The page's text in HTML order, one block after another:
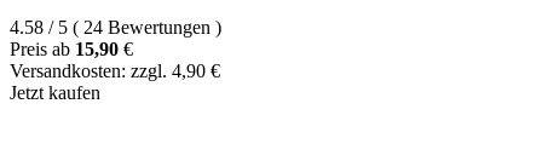
4.58 / 5 ( 24 Bewertungen )
Preis ab 15,90 €
Versandkosten: zzgl. 4,90 €
Jetzt kaufen